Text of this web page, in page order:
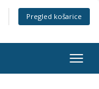
Pregled košarice